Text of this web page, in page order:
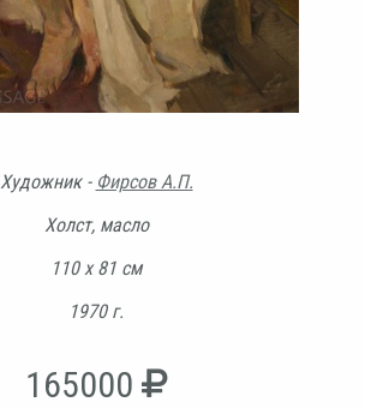
Художник - Фирсов А.П.
Холст, масло
110 х 81 см
1970 г.
165000